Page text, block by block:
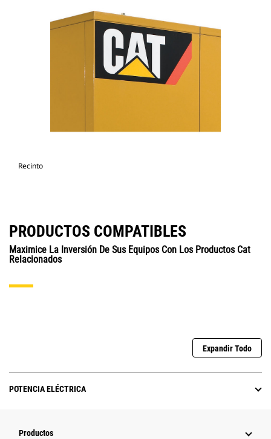
Recinto
PRODUCTOS COMPATIBLES
Maximice La Inversión De Sus Equipos Con Los Productos Cat
Relacionados
Expandir Todo
POTENCIA ELÉCTRICA
Productos